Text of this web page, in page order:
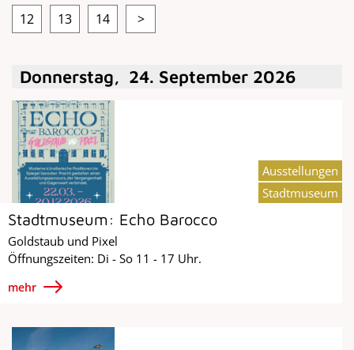
12 13 14 >
Donnerstag, 24. September 2026
Stadtmuseum: Echo Barocco
Goldstaub und Pixel
Öffnungszeiten: Di - So 11 - 17 Uhr.
mehr
Ausstellungen
Stadtmuseum